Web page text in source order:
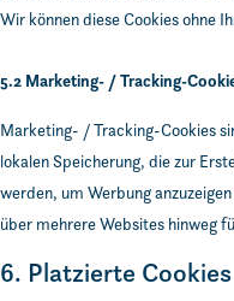
Wir können diese Cookies ohne
5.2 Marketing- / Tracking-
Marketing- / Tracking-Cookies
lokalen Speicherung, die zur
werden, um Werbung
über mehrere Websites hinweg
6. Platzierte Cookies